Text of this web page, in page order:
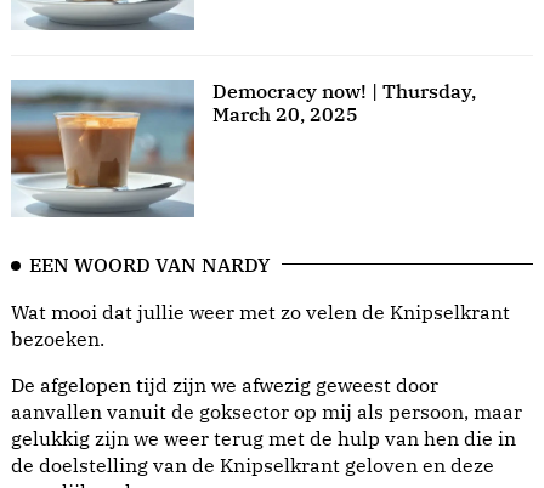
Democracy now! | Thursday,
March 20, 2025
EEN WOORD VAN NARDY
Wat mooi dat jullie weer met zo velen de Knipselkrant
bezoeken.
De afgelopen tijd zijn we afwezig geweest door
aanvallen vanuit de goksector op mij als persoon, maar
gelukkig zijn we weer terug met de hulp van hen die in
de doelstelling van de Knipselkrant geloven en deze